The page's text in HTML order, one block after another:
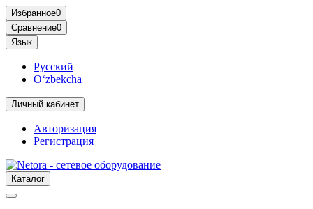
Избранное0
Сравнение0
Язык
Русский
O‘zbekcha
Личный кабинет
Авторизация
Регистрация
Каталог